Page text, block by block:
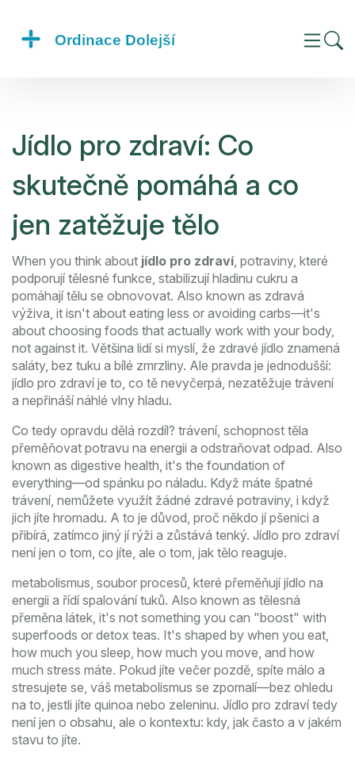
Jídlo pro zdraví: Co
skutečně pomáhá a co
jen zatěžuje tělo
When you think about jídlo pro zdraví, potraviny, které
podporují tělesné funkce, stabilizují hladinu cukru a
pomáhají tělu se obnovovat. Also known as zdravá
výživa, it isn't about eating less or avoiding carbs—it's
about choosing foods that actually work with your body,
not against it. Většina lidí si myslí, že zdravé jídlo znamená
saláty, bez tuku a bílé zmrzliny. Ale pravda je jednodušší:
jídlo pro zdraví je to, co tě nevyčerpá, nezatěžuje trávení
a nepřináší náhlé vlny hladu.
Co tedy opravdu dělá rozdíl? trávení, schopnost těla
přeměňovat potravu na energii a odstraňovat odpad. Also
known as digestive health, it's the foundation of
everything—od spánku po náladu. Když máte špatné
trávení, nemůžete využít žádné zdravé potraviny, i když
jich jíte hromadu. A to je důvod, proč někdo jí pšenici a
přibírá, zatímco jiný jí rýži a zůstává tenký. Jídlo pro zdraví
není jen o tom, co jíte, ale o tom, jak tělo reaguje.
metabolismus, soubor procesů, které přeměňují jídlo na
energii a řídí spalování tuků. Also known as tělesná
přeměna látek, it's not something you can "boost" with
superfoods or detox teas. It's shaped by when you eat,
how much you sleep, how much you move, and how
much stress máte. Pokud jíte večer pozdě, spíte málo a
stresujete se, váš metabolismus se zpomalí—bez ohledu
na to, jestli jíte quinoa nebo zeleninu. Jídlo pro zdraví tedy
není jen o obsahu, ale o kontextu: kdy, jak často a v jakém
stavu to jíte.